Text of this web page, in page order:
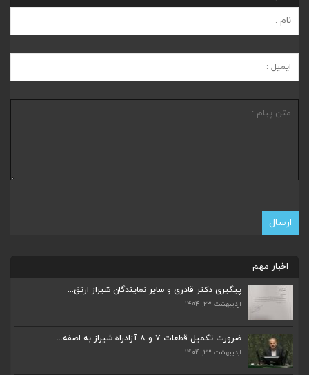
اخبار مهم
پیگیری دکتر قادری و سایر نمایندگان شیراز ارتق...
اردیبهشت ۲۳, ۱۴۰۴
ضرورت تکمیل قطعات ۷ و ۸ آزادراه شیراز به اصفه...
اردیبهشت ۲۳, ۱۴۰۴
ضرورت تکمیل قطعات ۷ و ۸ آزادراه شیراز به اصفه...
اردیبهشت ۲۳, ۱۴۰۴
قادری نماینده مردم شیراز و زرقان در مجلس شورا...